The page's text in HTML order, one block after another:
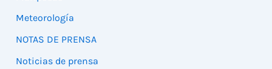
Meteorología
NOTAS DE PRENSA
Noticias de prensa